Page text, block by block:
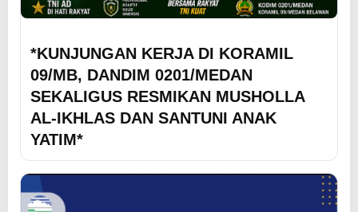
*KUNJUNGAN KERJA DI KORAMIL
09/MB, DANDIM 0201/MEDAN
SEKALIGUS RESMIKAN MUSHOLLA
AL-IKHLAS DAN SANTUNI ANAK
YATIM*